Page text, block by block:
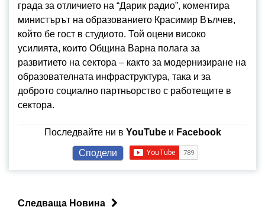
града за отличието на “Дарик радио”, коментира
министърът на образованието Красимир Вълчев,
който бе гост в студиото. Той оцени високо
усилията, които Община Варна полага за
развитието на сектора – както за модернизиране на
образователната инфраструктура, така и за
доброто социално партньорство с работещите в
сектора.
Последвайте ни в YouTubeи Facebook
Сподели
Следваща Новина